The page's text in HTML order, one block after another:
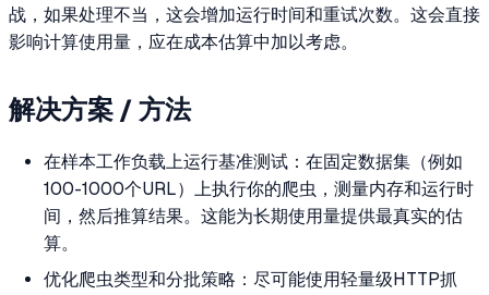
战，如果处理不当，这会增加运行时间和重试次数。这会直接
影响计算使用量，应在成本估算中加以考虑。
解决方案 / 方法
在样本工作负载上运行基准测试：在固定数据集（例如
100-1000个URL）上执行你的爬虫，测量内存和运行时
间，然后推算结果。这能为长期使用量提供最真实的估
算。
优化爬虫类型和分批策略：尽可能使用轻量级HTTP抓